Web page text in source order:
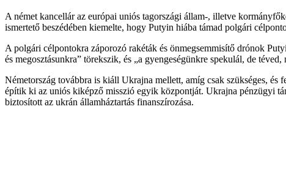
A német kancellár az európai uniós tagországi állam-, illetve
ismertető beszédében kiemelte, hogy Putyin hiába támad polgári
A polgári célpontokra záporozó rakéták és önmegsemmisítő drónok
és megosztásunkra” törekszik, és „a gyengeségünkre spekulál, de
Németország továbbra is kiáll Ukrajna mellett, amíg csak szükséges,
építik ki az uniós kiképző misszió egyik központját. Ukrajna pénzügyi
biztosított az ukrán államháztartás finanszírozása.